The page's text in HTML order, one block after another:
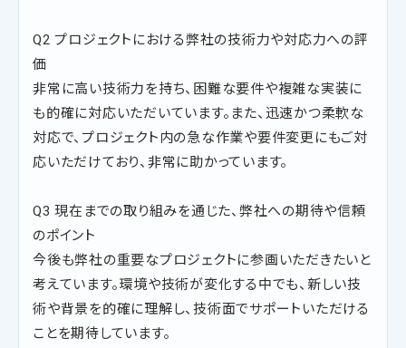
Q2 プロジェクトにおける弊社の技術力や対応力への評
価
非常に高い技術力を持ち、困難な要件や複雑な実装に
も的確に対応いただいています。また、迅速かつ柔軟な
対応で、プロジェクト内の急な作業や要件変更にもご対
応いただけており、非常に助かっています。
Q3 現在までの取り組みを通じた、弊社への期待や信頼
のポイント
今後も弊社の重要なプロジェクトに参画いただきたいと
考えています。環境や技術が変化する中でも、新しい技
術や背景を的確に理解し、技術面でサポートいただける
ことを期待しています。